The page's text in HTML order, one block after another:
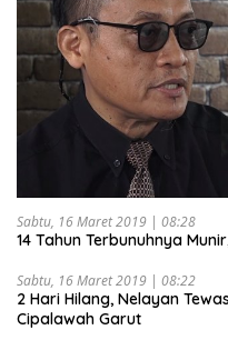
Sabtu, 16 Maret 2019 | 08:28
14 Tahun Terbunuhnya
Sabtu, 16 Maret 2019 | 08:22
2 Hari Hilang, Nelayan
Cipalawah Garut